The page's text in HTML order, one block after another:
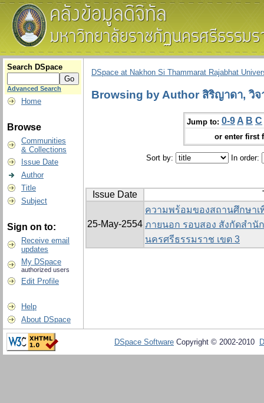
Search DSpace
Advanced Search
Home
Browse
Communities
& Collections
Issue Date
Author
Title
Subject
Sign on to:
Receive email
updates
My DSpace
authorized users
Edit Profile
Help
About DSpace
DSpace at Nakhon Si Thammarat Rajabhat
Browsing by Author สิริญาดา, วิ
Jump to: 0-9 A B C
or enter first
Sort by: In order:
Issue Date
25-May-2554
ความพร้อมของสถานศึกษา
ภายนอก รอบสอง สังกัดสำนั
นครศรีธรรมราช เขต 3
DSpace Software Copyright © 2002-2010